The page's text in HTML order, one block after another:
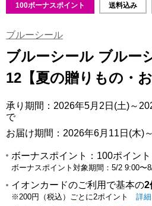
100ボーナスポイント 送料込み
ブルーシール
ブルーシール ブルー
12【夏の贈りもの・
承り期間：2026年5月2日(土)～
で
お届け期間：2026年6月11日(木)
ボーナスポイント： 100ポイント
ボーナスポイント対象期間： 5/2 9:00〜
イオンカードのご利用で基本の2
※200円（税込）ごとに2ポイント
イ
詳細